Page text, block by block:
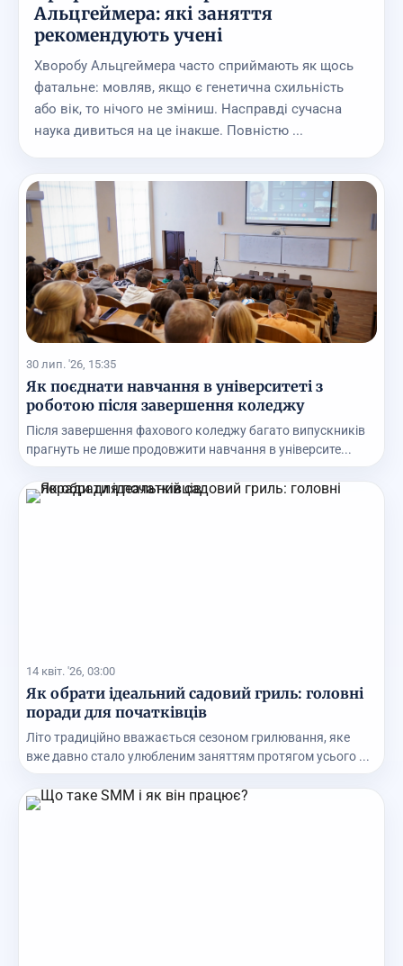
Альцгеймера: які заняття
рекомендують учені
Хворобу Альцгеймера часто сприймають як щось
фатальне: мовляв, якщо є генетична схильність
або вік, то нічого не зміниш. Насправді сучасна
наука дивиться на це інакше. Повністю ...
30 лип. '26, 15:35
Як поєднати навчання в університеті з
роботою після завершення коледжу
Після завершення фахового коледжу багато випускників
прагнуть не лише продовжити навчання в університе...
14 квіт. '26, 03:00
Як обрати ідеальний садовий гриль: головні
поради для початківців
Літо традиційно вважається сезоном грилювання, яке
вже давно стало улюбленим заняттям протягом усього ...